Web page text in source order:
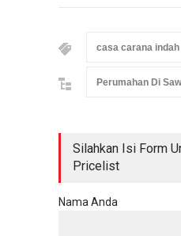
casa carana indah
Perumahan Di
Silahkan Isi Form
Pricelist
Nama Anda